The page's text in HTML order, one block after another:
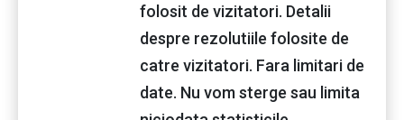
folosit de vizitatori. Detalii
despre rezolutiile folosite de
catre vizitatori. Fara limitari de
date. Nu vom sterge sau limita